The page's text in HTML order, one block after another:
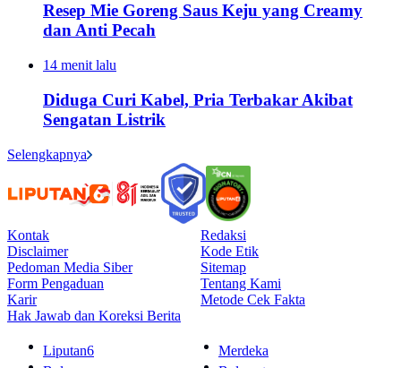
Resep Mie Goreng Saus Keju yang Creamy
dan Anti Pecah
14 menit lalu
Diduga Curi Kabel, Pria Terbakar Akibat
Sengatan Listrik
Selengkapnya
Kontak
Redaksi
Disclaimer
Kode Etik
Pedoman Media Siber
Sitemap
Form Pengaduan
Tentang Kami
Karir
Metode Cek Fakta
Hak Jawab dan Koreksi Berita
Liputan6
Merdeka